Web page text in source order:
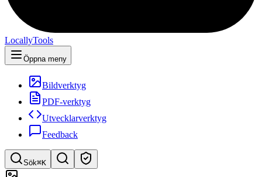
LocallyTools
Öppna meny
Bildverktyg
PDF-verktyg
Utvecklarverktyg
Feedback
Sök⌘K